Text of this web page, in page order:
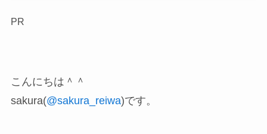
PR
こんにちは＾＾
sakura(@sakura_reiwa)です。